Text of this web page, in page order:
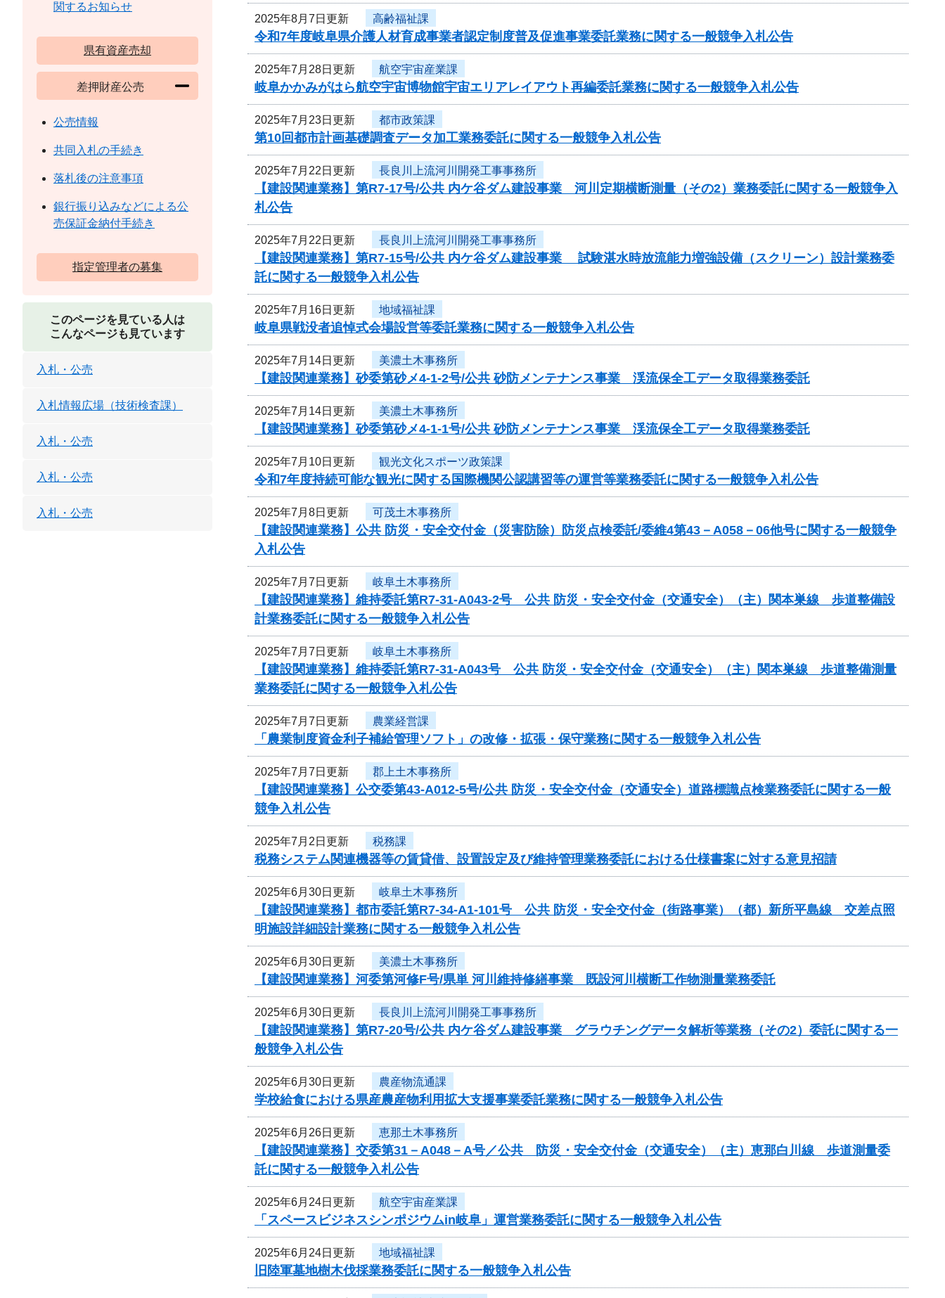
2025年8月7日更新 高齢福祉課
令和7年度岐阜県介護人材育成事業者認定制度普及促進事業委託業務に関する一般競争入札公告
2025年7月28日更新 航空宇宙産業課
岐阜かかみがはら航空宇宙博物館宇宙エリアレイアウト再編委託業務に関する一般競争入札公告
2025年7月23日更新 都市政策課
第10回都市計画基礎調査データ加工業務委託に関する一般競争入札公告
2025年7月22日更新 長良川上流河川開発工事事務所
【建設関連業務】第R7-17号/公共 内ケ谷ダム建設事業 河川定期横断測量（その2）業務委託に関する一般競争入
札公告
2025年7月22日更新 長良川上流河川開発工事事務所
【建設関連業務】第R7-15号/公共 内ケ谷ダム建設事業 試験湛水時放流能力増強設備（スクリーン）設計業務委
託に関する一般競争入札公告
2025年7月16日更新 地域福祉課
岐阜県戦没者追悼式会場設営等委託業務に関する一般競争入札公告
2025年7月14日更新 美濃土木事務所
【建設関連業務】砂委第砂メ4-1-2号/公共 砂防メンテナンス事業 渓流保全工データ取得業務委託
2025年7月14日更新 美濃土木事務所
【建設関連業務】砂委第砂メ4-1-1号/公共 砂防メンテナンス事業 渓流保全工データ取得業務委託
2025年7月10日更新 観光文化スポーツ政策課
令和7年度持続可能な観光に関する国際機関公認講習等の運営等業務委託に関する一般競争入札公告
2025年7月8日更新 可茂土木事務所
【建設関連業務】公共 防災・安全交付金（災害防除）防災点検委託/委維4第43－A058－06他号に関する一般競争
入札公告
2025年7月7日更新 岐阜土木事務所
【建設関連業務】維持委託第R7-31-A043-2号 公共 防災・安全交付金（交通安全）（主）関本巣線 歩道整備設
計業務委託に関する一般競争入札公告
2025年7月7日更新 岐阜土木事務所
【建設関連業務】維持委託第R7-31-A043号 公共 防災・安全交付金（交通安全）（主）関本巣線 歩道整備測量
業務委託に関する一般競争入札公告
2025年7月7日更新 農業経営課
「農業制度資金利子補給管理ソフト」の改修・拡張・保守業務に関する一般競争入札公告
2025年7月7日更新 郡上土木事務所
【建設関連業務】公交委第43-A012-5号/公共 防災・安全交付金（交通安全）道路標識点検業務委託に関する一般
競争入札公告
2025年7月2日更新 税務課
税務システム関連機器等の賃貸借、設置設定及び維持管理業務委託における仕様書案に対する意見招請
2025年6月30日更新 岐阜土木事務所
【建設関連業務】都市委託第R7-34-A1-101号 公共 防災・安全交付金（街路事業）（都）新所平島線 交差点照
明施設詳細設計業務に関する一般競争入札公告
2025年6月30日更新 美濃土木事務所
【建設関連業務】河委第河修F号/県単 河川維持修繕事業 既設河川横断工作物測量業務委託
2025年6月30日更新 長良川上流河川開発工事事務所
【建設関連業務】第R7-20号/公共 内ケ谷ダム建設事業 グラウチングデータ解析等業務（その2）委託に関する一
般競争入札公告
2025年6月30日更新 農産物流通課
学校給食における県産農産物利用拡大支援事業委託業務に関する一般競争入札公告
2025年6月26日更新 恵那土木事務所
【建設関連業務】交委第31－A048－A号／公共 防災・安全交付金（交通安全）（主）恵那白川線 歩道測量委
託に関する一般競争入札公告
2025年6月24日更新 航空宇宙産業課
「スペースビジネスシンポジウムin岐阜」運営業務委託に関する一般競争入札公告
2025年6月24日更新 地域福祉課
旧陸軍墓地樹木伐採業務委託に関する一般競争入札公告
関するお知らせ
県有資産売却
差押財産公売
公売情報
共同入札の手続き
落札後の注意事項
銀行振り込みなどによる公
売保証金納付手続き
指定管理者の募集
このページを見ている人は
こんなページも見ています
入札・公売
入札情報広場（技術検査課）
入札・公売
入札・公売
入札・公売